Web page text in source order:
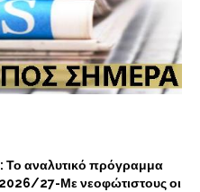
Το αναλυτικό πρόγραμμα
2026/27-Με νεοφώτιστους οι